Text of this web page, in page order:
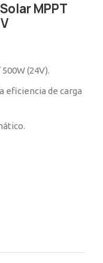
MPPT
(24V).
eficiencia de carga